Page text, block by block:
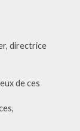
directrice
de ces